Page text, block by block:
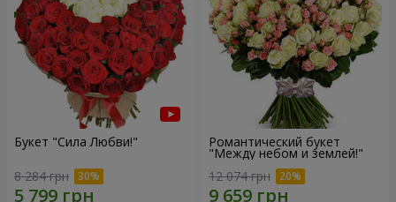
Букет "Сила Любви!"
8 284 грн
Романтический букет
"Между небом и землей!"
12 074 грн